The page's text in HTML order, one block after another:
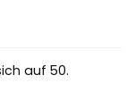
auf 50.